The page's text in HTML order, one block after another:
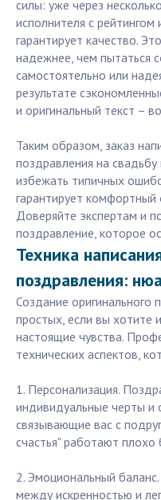
силы: уже через
исполнителя с
гарантирует качество.
надежнее, чем пытаться
самостоятельно или
результате
и оригинальный текст –
Таким образом, заказ
поздравления на
избежать типичных
гарантирует комфортный
Доверяйте экспертам и
поздравление, которое
Техника
поздравления:
Создание оригинального
простых, если вы хотите
настоящие чувства.
технических аспектов,
1. Персонализация.
индивидуальные черты и
связывающие вас с
счастья" работают плохо
2. Эмоциональный
между искренностью и